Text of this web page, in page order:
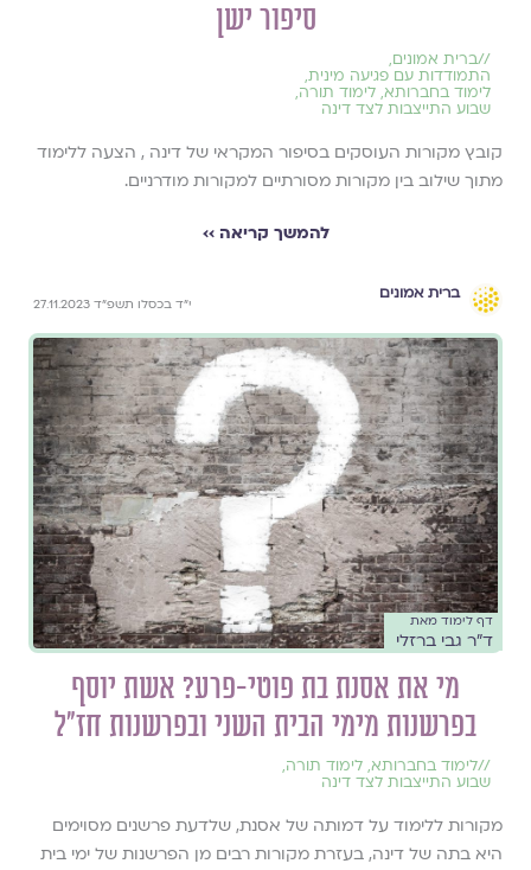
סיפור ישן
//ברית אמונים,
התמודדות עם פגיעה מינית,
לימוד בחברותא, לימוד תורה,
שבוע התייצבות לצד דינה
קובץ מקורות העוסקים בסיפור המקראי של דינה , הצעה ללימוד
מתוך שילוב בין מקורות מסורתיים למקורות מודרניים.
להמשך קריאה ››
ברית אמונים
י״ד בכסלו תשפ״ד 27.11.2023
דף לימוד מאת
ד״ר גבי ברזלי
מי את אסנת בת פוטי-פרע? אשת יוסף
בפרשנות מימי הבית השני ובפרשנות חז"ל
//לימוד בחברותא, לימוד תורה,
שבוע התייצבות לצד דינה
מקורות ללימוד על דמותה של אסנת, שלדעת פרשנים מסוימים
היא בתה של דינה, בעזרת מקורות רבים מן הפרשנות של ימי בית